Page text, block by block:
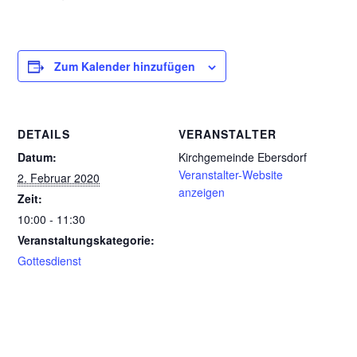
Zum Kalender hinzufügen
DETAILS
Datum:
2. Februar 2020
Zeit:
10:00 - 11:30
Veranstaltungskategorie:
Gottesdienst
VERANSTALTER
Kirchgemeinde Ebersdorf
Veranstalter-Website
anzeigen